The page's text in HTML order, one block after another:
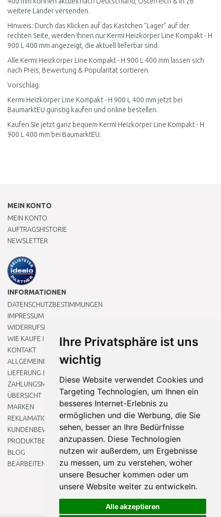
Ihre Privatsphäre ist uns
wichtig
Diese Website verwendet Cookies und
Targeting Technologien, um Ihnen ein
besseres Internet-Erlebnis zu
ermöglichen und die Werbung, die Sie
sehen, besser an Ihre Bedürfnisse
anzupassen. Diese Technologien
nutzen wir außerdem, um Ergebnisse
zu messen, um zu verstehen, woher
unsere Besucher kommen oder um
unsere Website weiter zu entwickeln.
Alle akzeptieren
weitere Länder versenden.
Hinweis: Durch das Klicken auf das Kästchen "Lager" auf der
rechten Seite, werden Ihnen nur Kermi Heizkörper Line Kompakt - H
900 L 400 mm angezeigt, die aktuell lieferbar sind.
Alle Kermi Heizkörper Line Kompakt - H 900 L 400 mm lassen sich
nach Preis, Bewertung & Popularität sortieren.
Vorschlag:
Kermi Heizkörper Line Kompakt - H 900 L 400 mm jetzt bei
BaumarktEU günstig kaufen und online bestellen.
Kaufen Sie jetzt ganz bequem Kermi Heizkörper Line Kompakt - H
900 L 400 mm bei BaumarktEU.
MEIN KONTO
MEIN KONTO
AUFTRAGSHISTORIE
NEWSLETTER
INFORMATIONEN
DATENSCHUTZBESTIMMUNGEN
IMPRESSUM
WIDERRUFSRECHT
WIE KAUFE ICH EIN?
KONTAKT
ALLGEMEINEN GESCHÄFTSBEDINGUNGEN
LIEFERUNG & ZAHLUNG
ZAHLUNGSMETHODEN
ÜBERSICHT
MARKEN
REKLAMATIONEN UND RETOUREN
KUNDENBEWERTUNG
PRODUKTBEWERTUNG
BLOG
BEARBEITEN SIE MEINE COOKIE-EINSTELLUNGEN